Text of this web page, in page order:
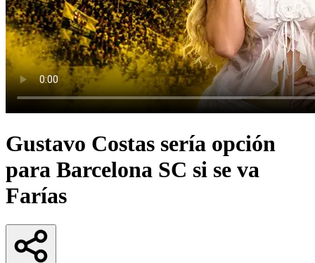
Gustavo Costas sería opción
para Barcelona SC si se va
Farías